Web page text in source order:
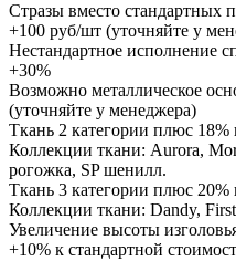
Стразы вместо стандартных
+100 руб/шт (уточняйте у
Нестандартное исполнение
+30%
Возможно металлическое
(уточняйте у менеджера)
Ткань 2 категории плюс 18%
Коллекции ткани: Aurora,
рогожка, SP шенилл.
Ткань 3 категории плюс 20%
Коллекции ткани: Dandy,
Увеличение высоты
+10% к стандартной